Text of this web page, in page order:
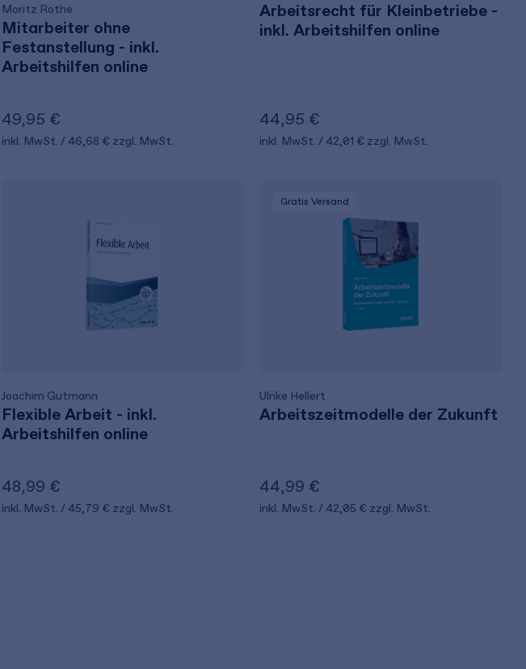
Moritz Rothe
Mitarbeiter ohne
Festanstellung - inkl.
Arbeitshilfen online
49,95 €
inkl. MwSt. 46,68 € zzgl. MwSt.
Arbeitsrecht für Kleinbetriebe -
inkl. Arbeitshilfen online
44,95 €
inkl. MwSt. 42,01 € zzgl. MwSt.
Joachim Gutmann
Flexible Arbeit - inkl.
Arbeitshilfen online
48,99 €
inkl. MwSt. 45,79 € zzgl. MwSt.
Gratis Versand
Ulrike Hellert
Arbeitszeitmodelle der Zukunft
44,99 €
inkl. MwSt. 42,05 € zzgl. MwSt.